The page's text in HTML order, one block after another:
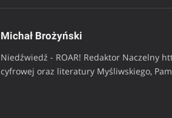
Michał Brożyński
Niedźwiedź - ROAR! Redaktor Naczelny
cyfrowej oraz literatury Myśliwskiego,